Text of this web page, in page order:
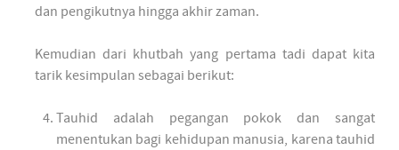
dan pengikutnya hingga akhir zaman.
Kemudian dari khutbah yang pertama tadi dapat kita
tarik kesimpulan sebagai berikut:
Tauhid adalah pegangan pokok dan sangat
menentukan bagi kehidupan manusia, karena tauhid